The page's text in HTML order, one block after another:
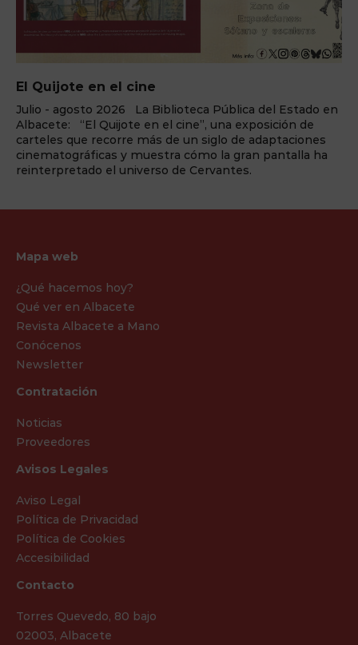
El Quijote en el cine
Julio - agosto 2026 La Biblioteca Pública del Estado en
Albacete: “El Quijote en el cine”, una exposición de
carteles que recorre más de un siglo de adaptaciones
cinematográficas y muestra cómo la gran pantalla ha
reinterpretado el universo de Cervantes.
Mapa web
¿Qué hacemos hoy?
Qué ver en Albacete
Revista Albacete a Mano
Conócenos
Newsletter
Contratación
Noticias
Proveedores
Avisos Legales
Aviso Legal
Política de Privacidad
Política de Cookies
Accesibilidad
Contacto
Torres Quevedo, 80 bajo
02003, Albacete